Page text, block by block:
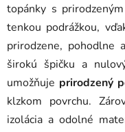
topánky s
tenkou podrážkou,
prirodzene, pohodlne
širokú špičku a
umožňuje prirodzený
klzkom povrchu.
izolácia a odolné